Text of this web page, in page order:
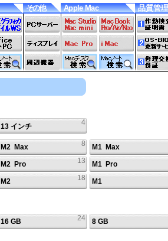
その他 Apple Mac 品質管
4
13 インチ
8
M2 Max
M1 Max
13
M2 Pro
M1 Pro
18
M2
M1
24
16 GB 8 GB
光学
ﾄﾞﾗｲﾌﾞ
駆動時間 修理
1～12
ヵ月
6～18
ヵ月
12ヵ月